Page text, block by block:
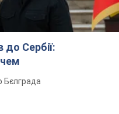
Сербії:
Бєлграда